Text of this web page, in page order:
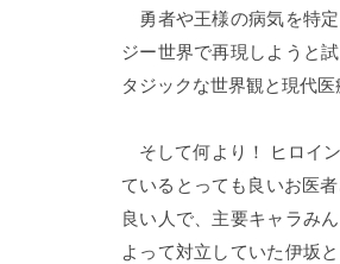
勇者や王様の病気を特
ジー世界で再現しようと
タジックな世界観と現代
そして何より！ ヒロイ
ているとっても良いお医
良い人で、主要キャラみ
よって対立していた伊坂